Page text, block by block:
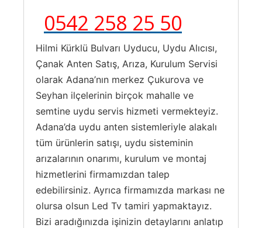
0542 258 25 50
Hilmi Kürklü Bulvarı Uyducu, Uydu Alıcısı,
Çanak Anten Satış, Arıza, Kurulum Servisi
olarak Adana’nın merkez Çukurova ve
Seyhan ilçelerinin birçok mahalle ve
semtine uydu servis hizmeti vermekteyiz.
Adana’da uydu anten sistemleriyle alakalı
tüm ürünlerin satışı, uydu sisteminin
arızalarının onarımı, kurulum ve montaj
hizmetlerini firmamızdan talep
edebilirsiniz. Ayrıca firmamızda markası ne
olursa olsun Led Tv tamiri yapmaktayız.
Bizi aradığınızda işinizin detaylarını anlatıp